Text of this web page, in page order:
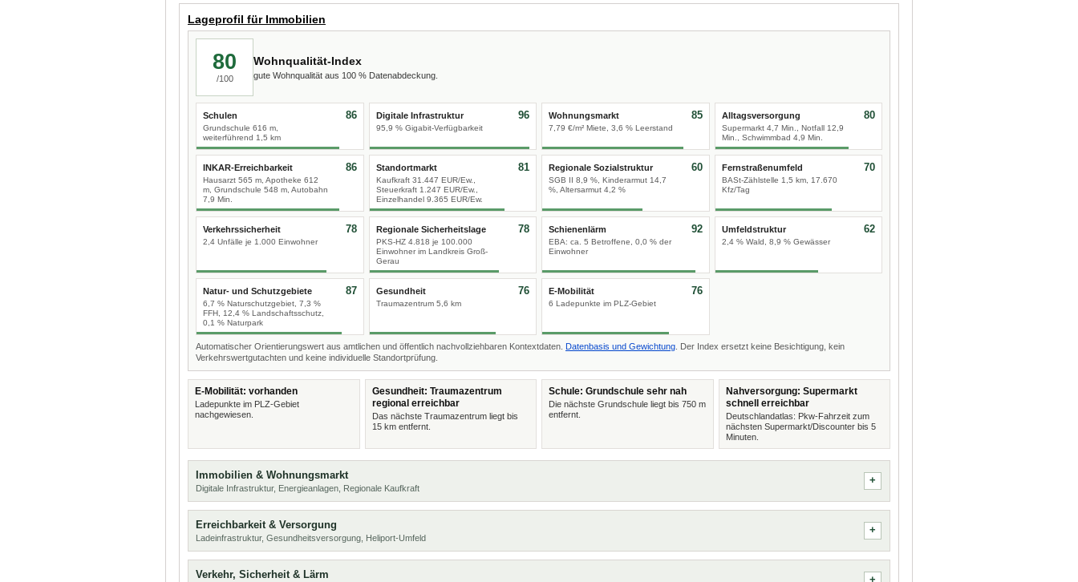
Lageprofil für Immobilien
80
/100
Wohnqualität-Index
gute Wohnqualität aus 100 % Datenabdeckung.
Schulen
Grundschule 616 m,
weiterführend 1,5 km
86 Digitale Infrastruktur
95,9 % Gigabit-Verfügbarkeit
96 Wohnungsmarkt
7,79 €/m² Miete, 3,6 % Leerstand
85 Alltagsversorgung
Supermarkt 4,7 Min., Notfall 12,9
Min., Schwimmbad 4,9 Min.
80
INKAR-Erreichbarkeit
Hausarzt 565 m, Apotheke 612
m, Grundschule 548 m, Autobahn
7,9 Min.
86 Standortmarkt
Kaufkraft 31.447 EUR/Ew.,
Steuerkraft 1.247 EUR/Ew.,
Einzelhandel 9.365 EUR/Ew.
81 Regionale Sozialstruktur
SGB II 8,9 %, Kinderarmut 14,7
%, Altersarmut 4,2 %
60 Fernstraßenumfeld
BASt-Zählstelle 1,5 km, 17.670
Kfz/Tag
70
Verkehrssicherheit
2,4 Unfälle je 1.000 Einwohner
78 Regionale Sicherheitslage
PKS-HZ 4.818 je 100.000
Einwohner im Landkreis Groß-
Gerau
78 Schienenlärm
EBA: ca. 5 Betroffene, 0,0 % der
Einwohner
92 Umfeldstruktur
2,4 % Wald, 8,9 % Gewässer
62
Natur- und Schutzgebiete
6,7 % Naturschutzgebiet, 7,3 %
FFH, 12,4 % Landschaftsschutz,
0,1 % Naturpark
87 Gesundheit
Traumazentrum 5,6 km
76 E-Mobilität
6 Ladepunkte im PLZ-Gebiet
76
Automatischer Orientierungswert aus amtlichen und öffentlich nachvollziehbaren Kontextdaten. Datenbasis und Gewichtung . Der Index ersetzt keine Besichtigung, kein
Verkehrswertgutachten und keine individuelle Standortprüfung.
E-Mobilität: vorhanden
Ladepunkte im PLZ-Gebiet
nachgewiesen.
Gesundheit: Traumazentrum
regional erreichbar
Das nächste Traumazentrum liegt bis
15 km entfernt.
Schule: Grundschule sehr nah
Die nächste Grundschule liegt bis 750 m
entfernt.
Nahversorgung: Supermarkt
schnell erreichbar
Deutschlandatlas: Pkw-Fahrzeit zum
nächsten Supermarkt/Discounter bis 5
Minuten.
Immobilien & Wohnungsmarkt
Digitale Infrastruktur, Energieanlagen, Regionale Kaufkraft
Erreichbarkeit & Versorgung
Ladeinfrastruktur, Gesundheitsversorgung, Heliport-Umfeld
Verkehr, Sicherheit & Lärm